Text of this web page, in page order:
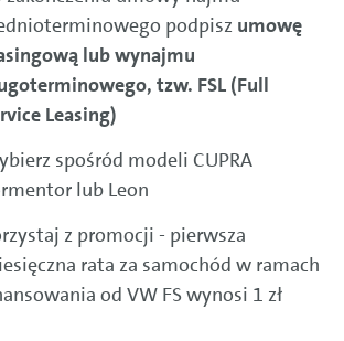
podpisz umowę
lub wynajmu
tzw. FSL (Full
Leasing)
spośród modeli CUPRA
lub Leon
z promocji - pierwsza
rata za samochód w ramach
od VW FS wynosi 1 zł